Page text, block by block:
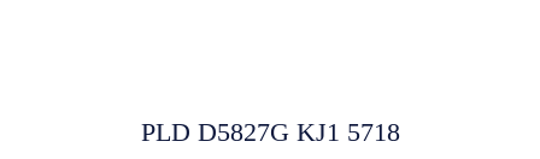
PLD D5827G KJ1 5718